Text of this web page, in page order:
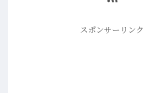
スポンサーリンク